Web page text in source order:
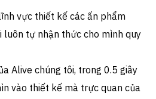
vực thiết kế các ấn phẩm
luôn tự nhận thức cho mình quy
Alive chúng tôi, trong 0.5 giây
vào thiết kế mà trực quan của